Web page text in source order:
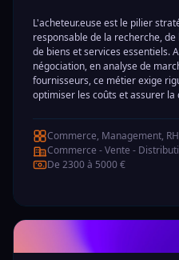
L'acheteur.euse est le pilier
responsable de la recherche,
de biens et services essentiels.
négociation, en analyse de
fournisseurs, ce métier exige
optimiser les coûts et assurer la
Commerce, Management, RH
Commerce - Vente -
De 2300 à 5000 €